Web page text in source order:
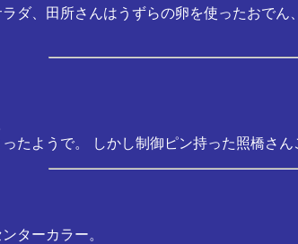
ダ、田所さんはうずらの卵を使ったおで
たようで。 しかし制御ピン持った照橋さ
ターカラー。